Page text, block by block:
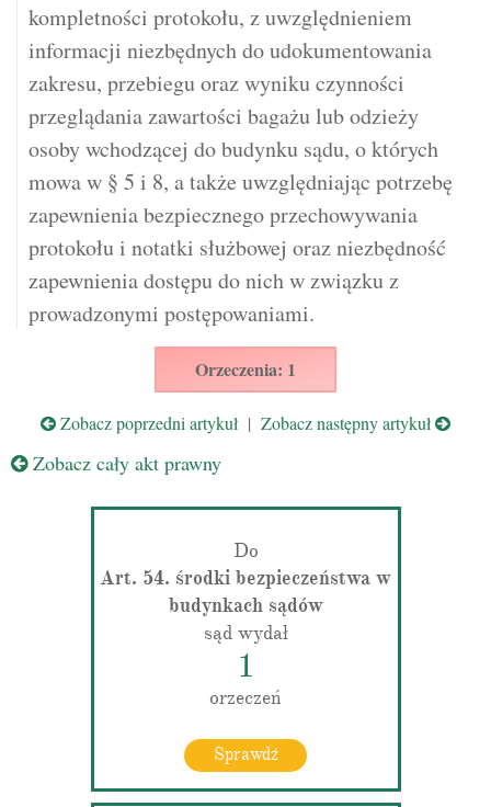
kompletności protokołu, z uwzględnieniem
informacji niezbędnych do udokumentowania
zakresu, przebiegu oraz wyniku czynności
przeglądania zawartości bagażu lub odzieży
osoby wchodzącej do budynku sądu, o których
mowa w § 5 i 8, a także uwzględniając potrzebę
zapewnienia bezpiecznego przechowywania
protokołu i notatki służbowej oraz niezbędność
zapewnienia dostępu do nich w związku z
prowadzonymi postępowaniami.
Orzeczenia: 1
Zobacz poprzedni artykuł | Zobacz następny artykuł
Zobacz cały akt prawny
Do
Art. 54. środki bezpieczeństwa w
budynkach sądów
sąd wydał
1
orzeczeń
Sprawdź